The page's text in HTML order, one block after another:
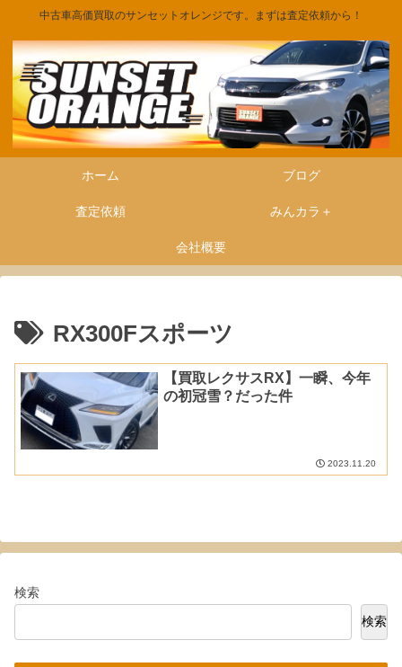
中古車高価買取のサンセットオレンジです。まずは査定依頼から！
ホーム ブログ
査定依頼 みんカラ＋
会社概要
RX300Fスポーツ
【買取レクサスRX】一瞬、今年
の初冠雪？だった件
2023.11.20
検索
検索